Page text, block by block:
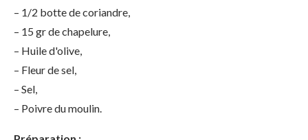
– 1/2 botte de coriandre,
– 15 gr de chapelure,
– Huile d'olive,
– Fleur de sel,
– Sel,
– Poivre du moulin.